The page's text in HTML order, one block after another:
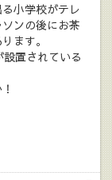
小学校がテレ
ンの後にお茶
ます。
置されている